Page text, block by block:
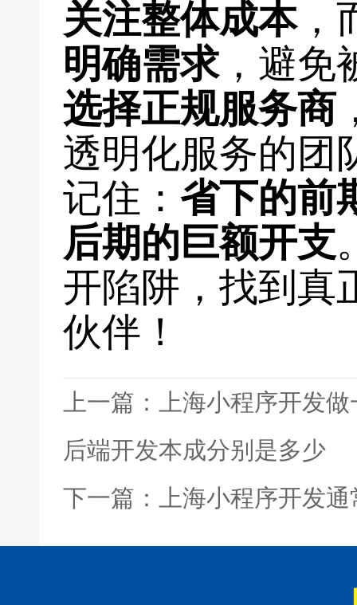
关注整体成本，
明确需求，避免
选择正规服务商
透明化服务的团
记住： 省下的前
后期的巨额开支
开陷阱，找到真
伙伴！
上一篇：上海小程序开发
后端开发本成分别是多少
下一篇：上海小程序开发